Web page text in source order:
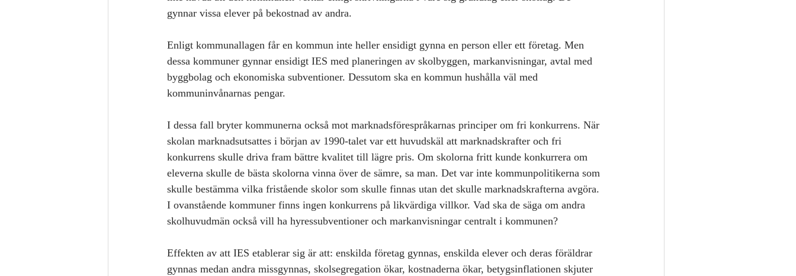
gynnar vissa elever på bekostnad av andra.
Enligt kommunallagen får en kommun inte heller ensidigt gynna en person eller ett företag. Men
dessa kommuner gynnar ensidigt IES med planeringen av skolbyggen, markanvisningar, avtal med
byggbolag och ekonomiska subventioner. Dessutom ska en kommun hushålla väl med
kommuninvånarnas pengar.
I dessa fall bryter kommunerna också mot marknadsförespråkarnas principer om fri konkurrens. När
skolan marknadsutsattes i början av 1990-talet var ett huvudskäl att marknadskrafter och fri
konkurrens skulle driva fram bättre kvalitet till lägre pris. Om skolorna fritt kunde konkurrera om
eleverna skulle de bästa skolorna vinna över de sämre, sa man. Det var inte kommunpolitikerna som
skulle bestämma vilka fristående skolor som skulle finnas utan det skulle marknadskrafterna avgöra.
I ovanstående kommuner finns ingen konkurrens på likvärdiga villkor. Vad ska de säga om andra
skolhuvudmän också vill ha hyressubventioner och markanvisningar centralt i kommunen?
Effekten av att IES etablerar sig är att: enskilda företag gynnas, enskilda elever och deras föräldrar
gynnas medan andra missgynnas, skolsegregation ökar, kostnaderna ökar, betygsinflationen skjuter